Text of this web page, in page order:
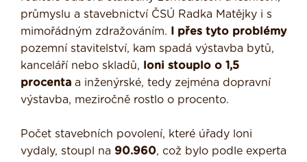
průmyslu a stavebnictví ČSÚ Radka Matějky i s
mimořádným zdražováním. I přes tyto problémy
pozemní stavitelství, kam spadá výstavba bytů,
kanceláří nebo skladů, loni stouplo o 1,5
procenta a inženýrské, tedy zejména dopravní
výstavba, meziročně rostlo o procento.
Počet stavebních povolení, které úřady loni
vydaly, stoupl na 90.960, což bylo podle experta